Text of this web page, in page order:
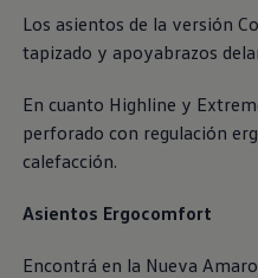
Los asientos de la versión
tapizado y apoyabrazos
En cuanto Highline y
perforado con regulación
calefacción.
Asientos Ergocomfort
Encontrá en la Nueva